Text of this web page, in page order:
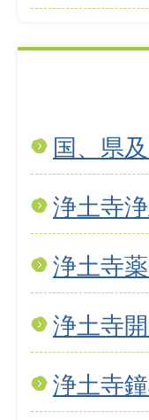
国、県
浄土寺
浄土寺
浄土寺
浄土寺